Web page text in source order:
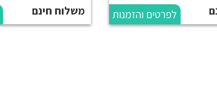
לפרטים והזמנות משלוח חינם